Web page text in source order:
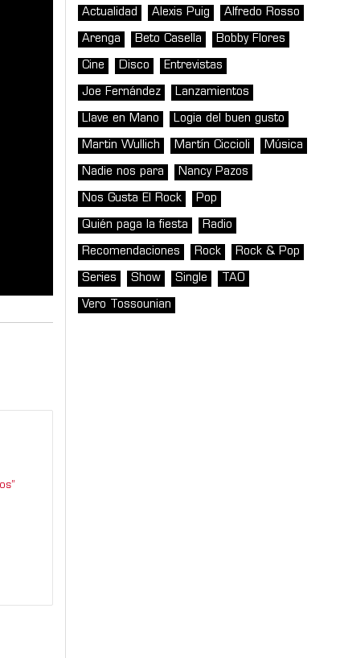
Actualidad Alexis Puig Alfredo Rosso
Arenga Beto Casella Bobby Flores
Cine Disco Entrevistas
Joe Fernández Lanzamientos
Llave en Mano Logia del buen gusto
Martin Wullich Martín Ciccioli Música
Nadie nos para Nancy Pazos
Nos Gusta El Rock Pop
Quién paga la fiesta Radio
Recomendaciones Rock Rock & Pop
Series Show Single TAO
Vero Tossounian